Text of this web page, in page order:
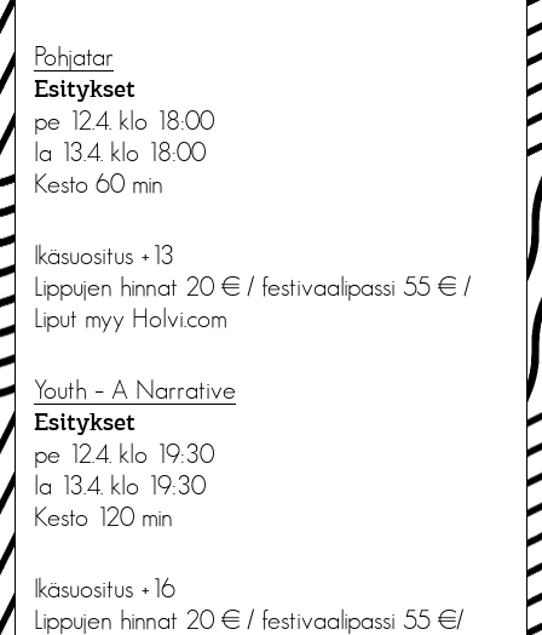
Pohjatar
Esitykset
pe 12.4. klo 18:00
la 13.4. klo 18:00
Kesto 60 min
Ikäsuositus +13
Lippujen hinnat 20 € / festivaalipassi 55 € /
Liput myy Holvi.com
Youth – A Narrative
Esitykset
pe 12.4. klo 19:30
la 13.4. klo 19:30
Kesto 120 min
Ikäsuositus +16
Lippujen hinnat 20 € / festivaalipassi 55 €/